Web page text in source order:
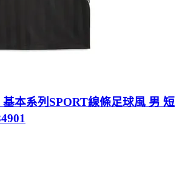
本系列SPORT線條足球風 男 短